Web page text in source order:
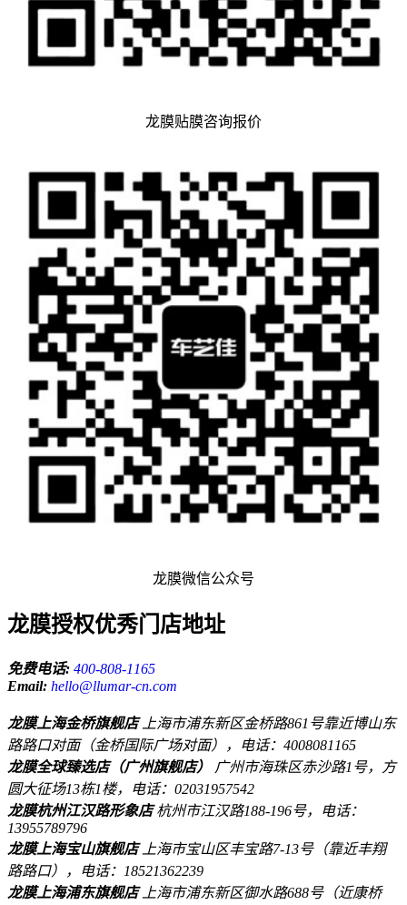
龙膜贴膜咨询报价
龙膜微信公众号
龙膜授权优秀门店地址
免费电话: 400-808-1165
Email: hello@llumar-cn.com
龙膜上海金桥旗舰店 上海市浦东新区金桥路861号靠近博山东
路路口对面（金桥国际广场对面），电话：4008081165
龙膜全球臻选店（广州旗舰店）
广州市海珠区赤沙路1号，方
圆大征场13栋1楼，电话：02031957542
龙膜杭州江汉路形象店杭州市江汉路188-196号，电话：
13955789796
龙膜上海宝山旗舰店 上海市宝山区丰宝路7-13号（靠近丰翔
路路口），电话：18521362239
龙膜上海浦东旗舰店 上海市浦东新区御水路688号（近康桥